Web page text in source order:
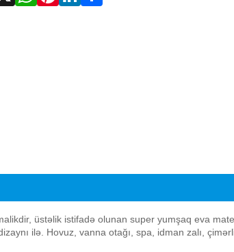
üstəlik istifadə olunan super yumşaq eva
ilə. Hovuz, vanna otağı, spa, idman zalı,